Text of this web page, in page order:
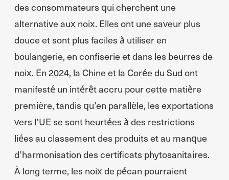
des consommateurs qui cherchent une
alternative aux noix. Elles ont une saveur plus
douce et sont plus faciles à utiliser en
boulangerie, en confiserie et dans les beurres de
noix. En 2024, la Chine et la Corée du Sud ont
manifesté un intérêt accru pour cette matière
première, tandis qu’en parallèle, les exportations
vers l’UE se sont heurtées à des restrictions
liées au classement des produits et au manque
d’harmonisation des certificats phytosanitaires.
À long terme, les noix de pécan pourraient